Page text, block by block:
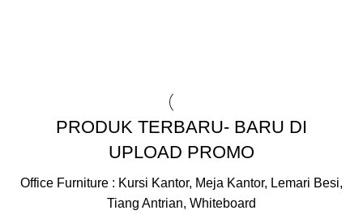
PRODUK TERBARU- BARU DI
UPLOAD PROMO
Office Furniture : Kursi Kantor, Meja Kantor, Lemari Besi,
Tiang Antrian, Whiteboard